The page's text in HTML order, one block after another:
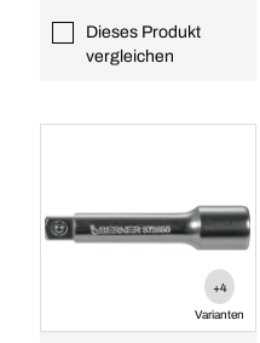
Dieses Produkt
vergleichen
+4
Varianten